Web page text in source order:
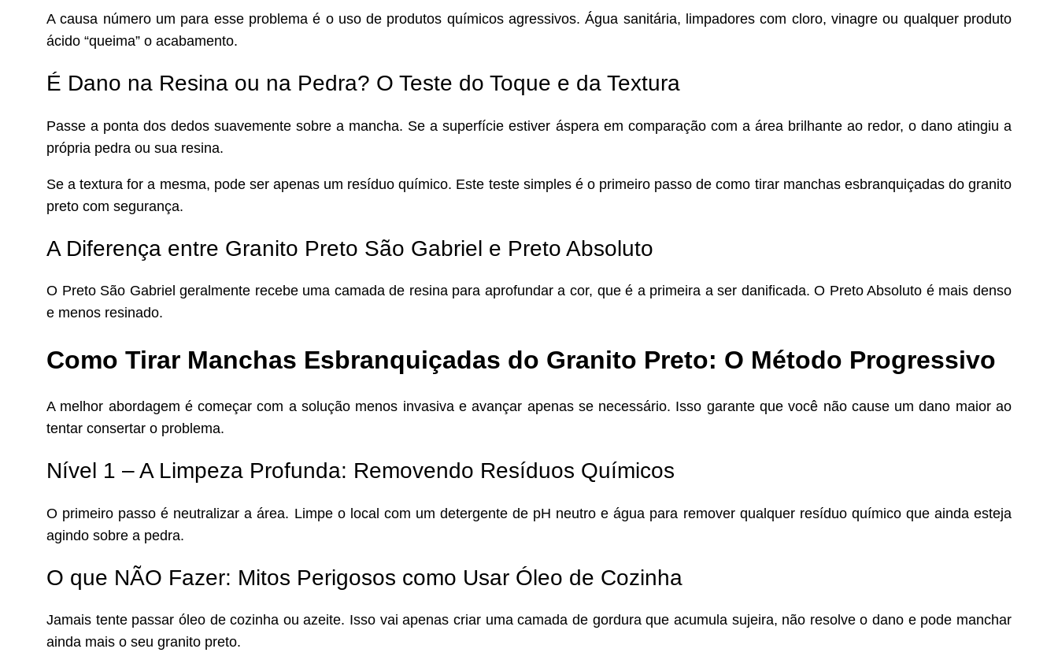
A causa número um para esse problema é o uso de produtos químicos agressivos. Água sanitária, limpadores com cloro, vinagre ou qualquer produto
ácido “queima” o acabamento.
É Dano na Resina ou na Pedra? O Teste do Toque e da Textura
Passe a ponta dos dedos suavemente sobre a mancha. Se a superfície estiver áspera em comparação com a área brilhante ao redor, o dano atingiu a
própria pedra ou sua resina.
Se a textura for a mesma, pode ser apenas um resíduo químico. Este teste simples é o primeiro passo de como tirar manchas esbranquiçadas do granito
preto com segurança.
A Diferença entre Granito Preto São Gabriel e Preto Absoluto
O Preto São Gabriel geralmente recebe uma camada de resina para aprofundar a cor, que é a primeira a ser danificada. O Preto Absoluto é mais denso
e menos resinado.
Como Tirar Manchas Esbranquiçadas do Granito Preto: O Método Progressivo
A melhor abordagem é começar com a solução menos invasiva e avançar apenas se necessário. Isso garante que você não cause um dano maior ao
tentar consertar o problema.
Nível 1 – A Limpeza Profunda: Removendo Resíduos Químicos
O primeiro passo é neutralizar a área. Limpe o local com um detergente de pH neutro e água para remover qualquer resíduo químico que ainda esteja
agindo sobre a pedra.
O que NÃO Fazer: Mitos Perigosos como Usar Óleo de Cozinha
Jamais tente passar óleo de cozinha ou azeite. Isso vai apenas criar uma camada de gordura que acumula sujeira, não resolve o dano e pode manchar
ainda mais o seu granito preto.